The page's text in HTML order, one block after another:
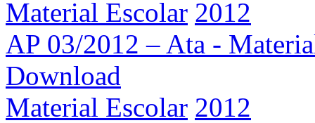
Material Escolar 2012
AP 03/2012 – Ata -
Download
Material Escolar 2012